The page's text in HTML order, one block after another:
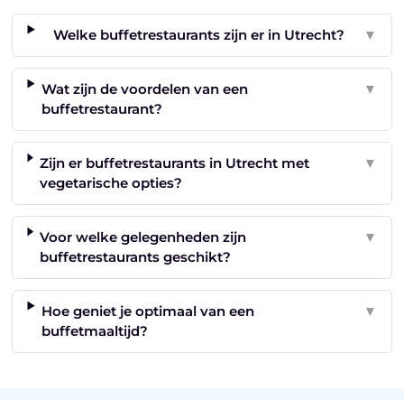
Welke buffetrestaurants zijn er in Utrecht? ▼
Wat zijn de voordelen van een
buffetrestaurant?
▼
Zijn er buffetrestaurants in Utrecht met
vegetarische opties?
▼
Voor welke gelegenheden zijn
buffetrestaurants geschikt?
▼
Hoe geniet je optimaal van een
buffetmaaltijd?
▼